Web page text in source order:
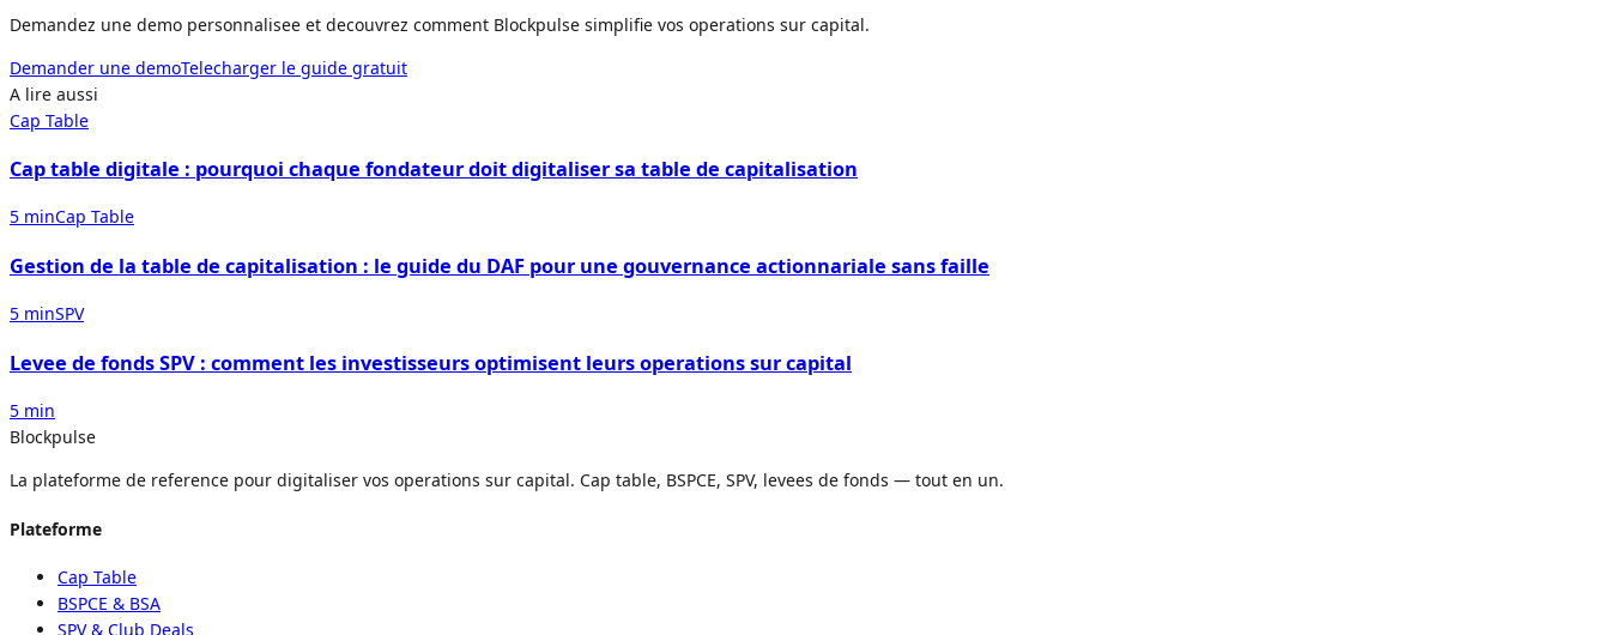
Demandez une demo personnalisee et decouvrez comment Blockpulse simplifie vos operations sur capital.
Demander une demo
Demander une demoTelecharger le guide gratuit
A lire aussi
Cap Table
Cap table digitale : pourquoi chaque fondateur doit digitaliser sa table de capitalisation
5 minCap Table
Gestion de la table de capitalisation : le guide du DAF pour une gouvernance actionnariale sans faille
5 minSPV
Levee de fonds SPV : comment les investisseurs optimisent leurs operations sur capital
5 min
Blockpulse
La plateforme de reference pour digitaliser vos operations sur capital. Cap table, BSPCE, SPV, levees de fonds — tout en un.
Plateforme
Cap Table
BSPCE & BSA
SPV & Club Deals